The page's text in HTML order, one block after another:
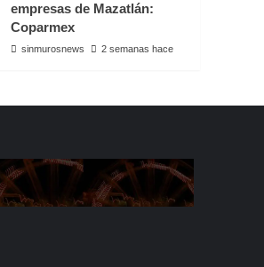
empresas de Mazatlán:
Coparmex
sinmurosnews 2 semanas hace